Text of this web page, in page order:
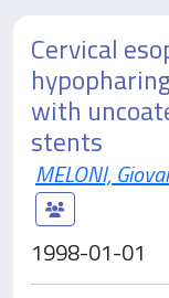
Cervical
with
stents
MELONI,
1998-01-01